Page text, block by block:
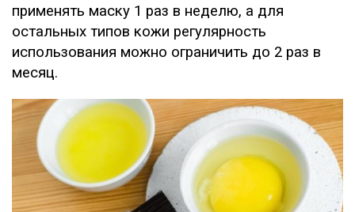
применять маску 1 раз в неделю, а для
остальных типов кожи регулярность
использования можно ограничить до 2 раз в
месяц.